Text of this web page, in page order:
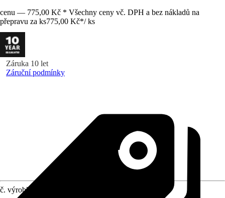
cenu — 775,00 Kč * Všechny ceny vč. DPH a bez nákladů na
přepravu za ks775,00 Kč*/ ks
Záruka 10 let
Záruční podmínky
č. výrobku